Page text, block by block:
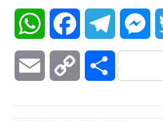
WhatsAppFacebookTelegram
Email Copy